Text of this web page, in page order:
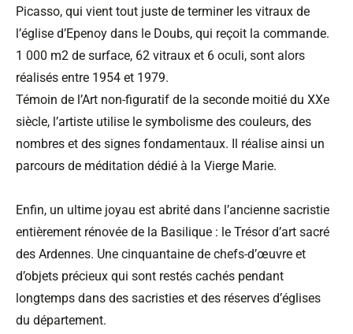
Picasso, qui vient tout juste de terminer les vitraux de
l’église d’Epenoy dans le Doubs, qui reçoit la commande.
1 000 m2 de surface, 62 vitraux et 6 oculi, sont alors
réalisés entre 1954 et 1979.
Témoin de l’Art non-figuratif de la seconde moitié du XXe
siècle, l’artiste utilise le symbolisme des couleurs, des
nombres et des signes fondamentaux. Il réalise ainsi un
parcours de méditation dédié à la Vierge Marie.
Enfin, un ultime joyau est abrité dans l’ancienne sacristie
entièrement rénovée de la Basilique : le Trésor d’art sacré
des Ardennes. Une cinquantaine de chefs-d’œuvre et
d’objets précieux qui sont restés cachés pendant
longtemps dans des sacristies et des réserves d’églises
du département.